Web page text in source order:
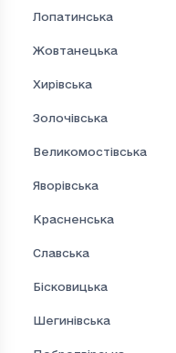
Лопатинська
Жовтанецька
Хирівська
Золочівська
Великомостівська
Яворівська
Красненська
Славська
Бісковицька
Шегинівська